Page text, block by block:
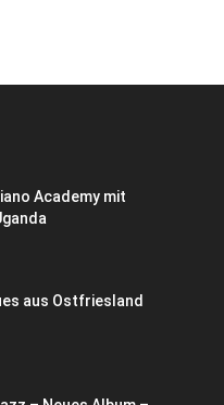
Academy mit
aus Ostfriesland